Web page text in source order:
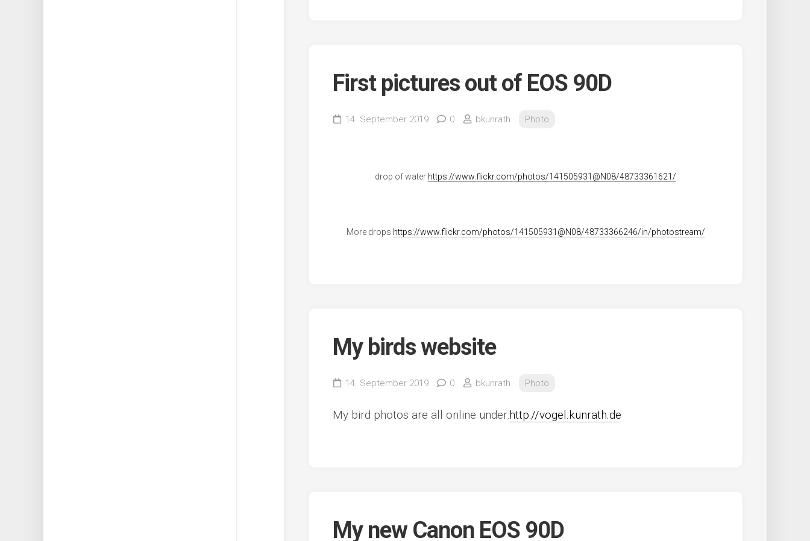
First pictures out of EOS 90D
14. September 2019 0 bkunrath Photo
drop of water https://www.flickr.com/photos/141505931@N08/48733361621/
More drops https://www.flickr.com/photos/141505931@N08/48733366246/in/photostream/
My birds website
14. September 2019 0 bkunrath Photo
My bird photos are all online under:http://vogel.kunrath.de
My new Canon EOS 90D